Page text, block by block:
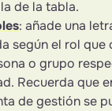
de la tabla.
: añade una
según el rol que
o grupo
Recuerda que
de gestión se